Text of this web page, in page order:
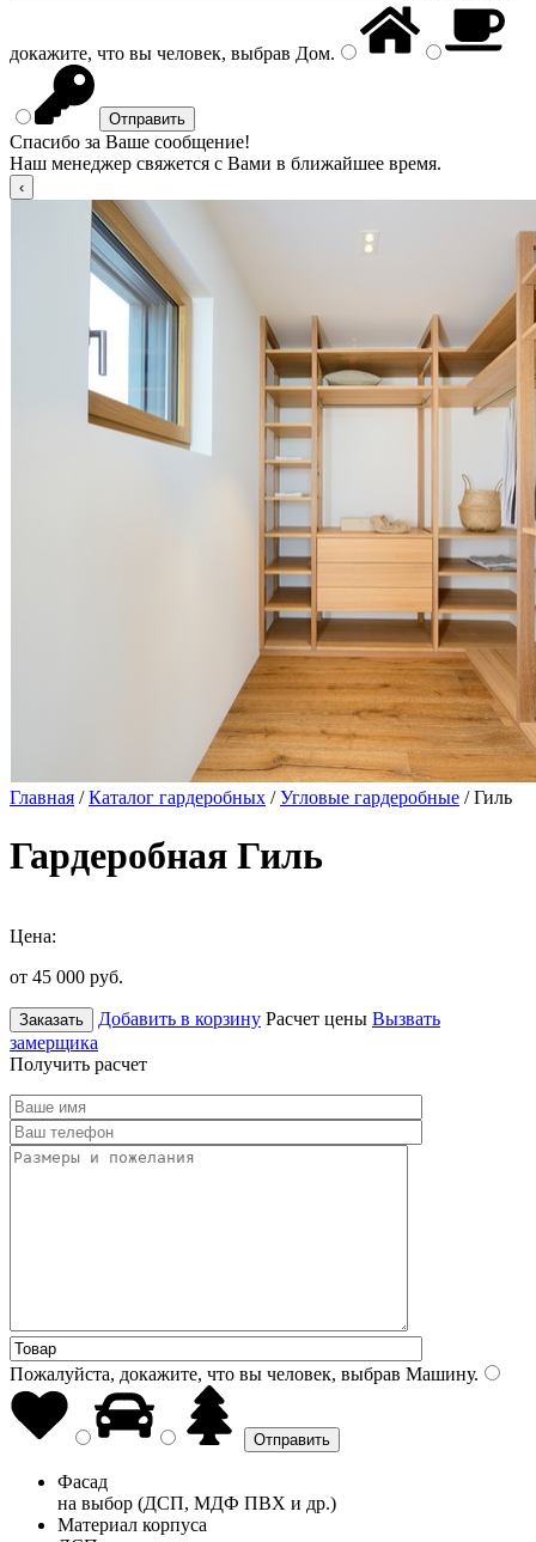
докажите, что вы человек, выбрав Дом.
Спасибо за Ваше сообщение!
Наш менеджер свяжется с Вами в ближайшее время.
Главная /Каталог гардеробных /Угловые гардеробные / Гиль
Гардеробная Гиль
Цена:
от 45 000 руб.
Заказать Добавить в корзину Расчет цены Вызвать
замерщика
Получить расчет
Пожалуйста, докажите, что вы человек, выбрав Машину.
Фасад
на выбор (ДСП, МДФ ПВХ и др.)
Материал корпуса